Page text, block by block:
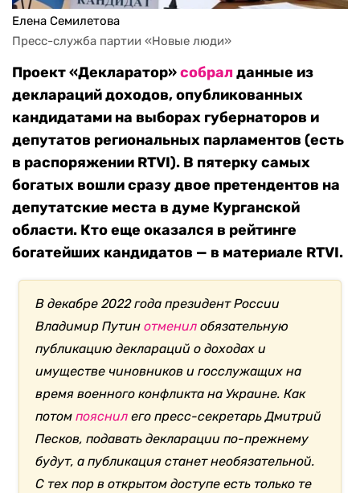
Елена Семилетова
Пресс-служба партии «Новые люди»
Проект «Декларатор»собралданные из
деклараций доходов, опубликованных
кандидатами на выборах губернаторов и
депутатов региональных парламентов (есть
в распоряжении RTVI). В пятерку самых
богатых вошли сразу двое претендентов на
депутатские места в думе Курганской
области. Кто еще оказался в рейтинге
богатейших кандидатов — в материале RTVI.
В декабре 2022 года президент России
Владимир Путинотменил обязательную
публикацию деклараций о доходах и
имуществе чиновников и госслужащих на
время военного конфликта на Украине. Как
потомпояснил его пресс-секретарь Дмитрий
Песков, подавать декларации по-прежнему
будут, а публикация станет необязательной.
С тех пор в открытом доступе есть только те